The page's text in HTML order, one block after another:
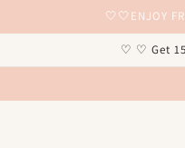
🤍🤍ENJOY
♡ ♡ Get